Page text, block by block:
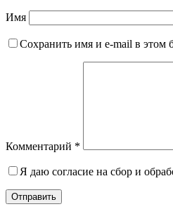
Имя
Сохранить имя и e-mail в этом
Комментарий *
Я даю согласие на сбор и
Отправить